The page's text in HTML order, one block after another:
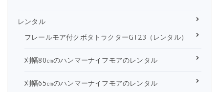
レンタル
フレールモア付クボタトラクターGT23（レンタル）
刈幅80㎝のハンマーナイフモアのレンタル
刈幅65㎝のハンマーナイフモアのレンタル